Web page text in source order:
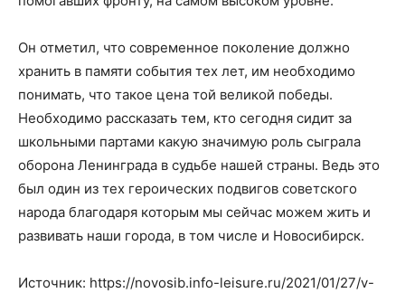
Он отметил, что современное поколение должно
хранить в памяти события тех лет, им необходимо
понимать, что такое цена той великой победы.
Необходимо рассказать тем, кто сегодня сидит за
школьными партами какую значимую роль сыграла
оборона Ленинграда в судьбе нашей страны. Ведь это
был один из тех героических подвигов советского
народа благодаря которым мы сейчас можем жить и
развивать наши города, в том числе и Новосибирск.
Источник: https://novosib.info-leisure.ru/2021/01/27/v-